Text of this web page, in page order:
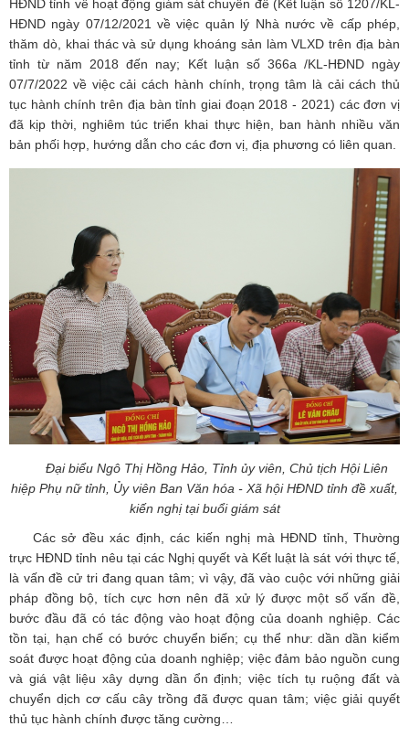
HĐND tỉnh về hoạt động giám sát chuyên đề (Kết luận số 1207/KL-
HĐND ngày 07/12/2021 về việc quản lý Nhà nước về cấp phép,
thăm dò, khai thác và sử dụng khoáng sản làm VLXD trên địa bàn
tỉnh từ năm 2018 đến nay; Kết luận số 366a /KL-HĐND ngày
07/7/2022 về việc cải cách hành chính, trọng tâm là cải cách thủ
tục hành chính trên địa bàn tỉnh giai đoạn 2018 - 2021) các đơn vị
đã kịp thời, nghiêm túc triển khai thực hiện, ban hành nhiều văn
bản phối hợp, hướng dẫn cho các đơn vị, địa phương có liên quan.
Đại biểu Ngô Thị Hồng Hảo, Tỉnh ủy viên, Chủ tịch Hội Liên
hiệp Phụ nữ tỉnh, Ủy viên Ban Văn hóa - Xã hội HĐND tỉnh đề xuất,
kiến nghị tại buổi giám sát
Các sở đều xác định, các kiến nghị mà HĐND tỉnh, Thường
trực HĐND tỉnh nêu tại các Nghị quyết và Kết luật là sát với thực tế,
là vấn đề cử tri đang quan tâm; vì vậy, đã vào cuộc với những giải
pháp đồng bộ, tích cực hơn nên đã xử lý được một số vấn đề,
bước đầu đã có tác động vào hoạt động của doanh nghiệp. Các
tồn tại, hạn chế có bước chuyển biến; cụ thể như: dần dần kiểm
soát được hoạt động của doanh nghiệp; việc đảm bảo nguồn cung
và giá vật liệu xây dựng dần ổn định; việc tích tụ ruộng đất và
chuyển dịch cơ cấu cây trồng đã được quan tâm; việc giải quyết
thủ tục hành chính được tăng cường…